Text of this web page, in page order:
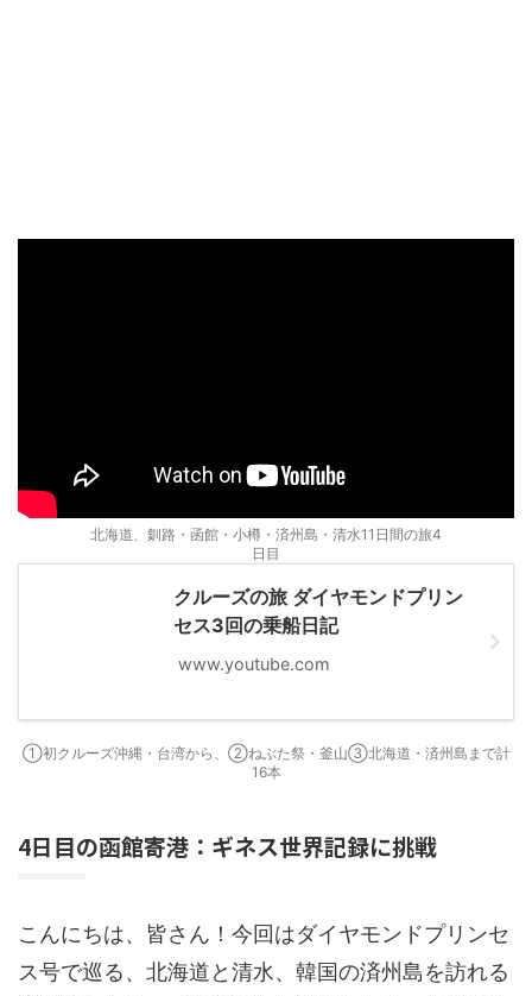
北海道、釧路・函館・小樽・済州島・清水11日間の旅4
日目
クルーズの旅 ダイヤモンドプリン
セス3回の乗船日記
www.youtube.com
①初クルーズ沖縄・台湾から、②ねぶた祭・釜山③北海道・済州島まで計
16本
4日目の函館寄港：ギネス世界記録に挑戦
こんにちは、皆さん！今回はダイヤモンドプリンセ
ス号で巡る、北海道と清水、韓国の済州島を訪れる